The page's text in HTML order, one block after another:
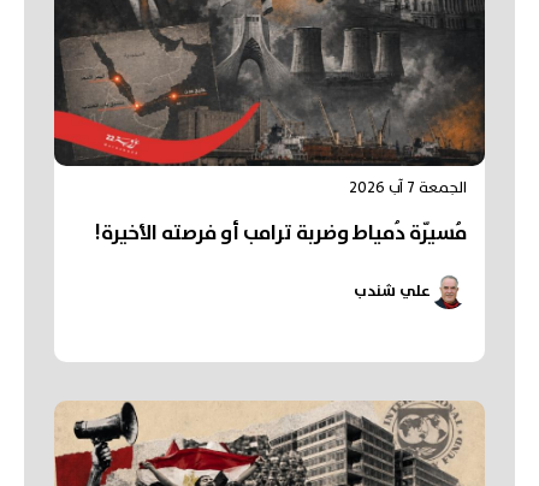
الجمعة 7 آب 2026
مُسيّرة دُمياط وضربة ترامب أو فرصته الأخيرة!
علي شندب